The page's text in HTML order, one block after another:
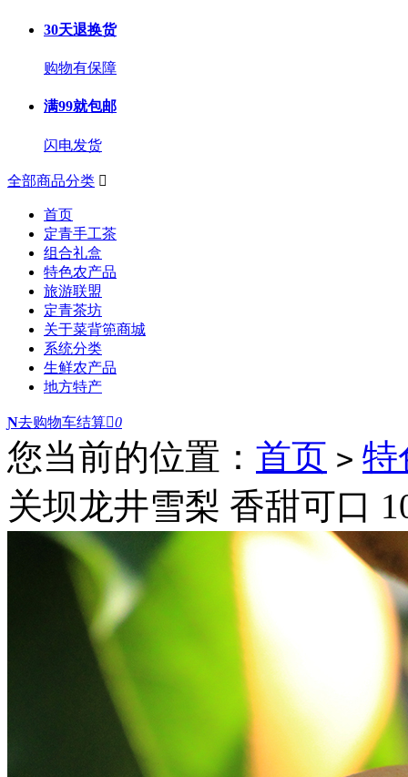
30天退换货
购物有保障
满99就包邮
闪电发货
全部商品分类 
首页
定青手工茶
组合礼盒
特色农产品
旅游联盟
定青茶坊
关于菜背篼商城
系统分类
生鲜农产品
地方特产
Ɲ去购物车结算0
您当前的位置： 首页 > 特
关坝龙井雪梨 香甜可口